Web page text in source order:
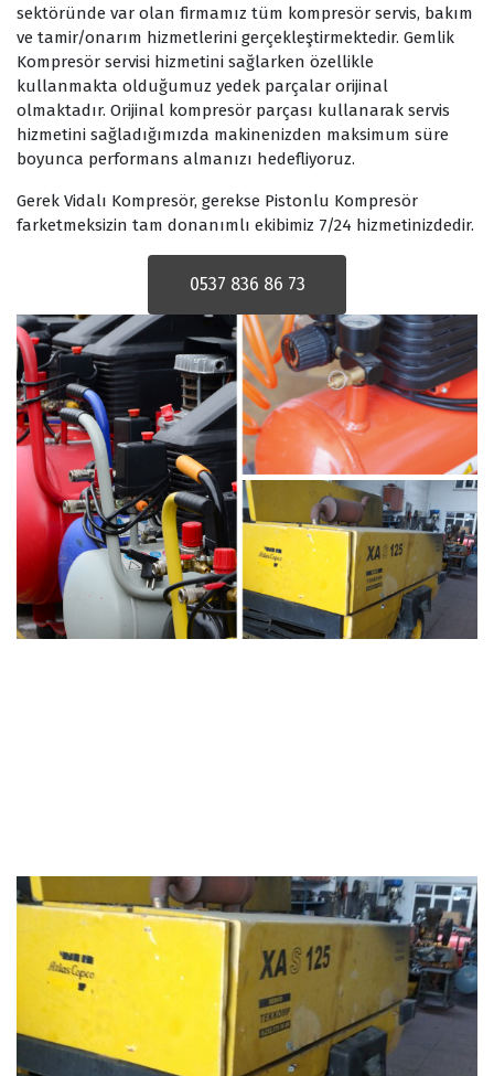
sektöründe var olan firmamız tüm kompresör servis, bakım
ve tamir/onarım hizmetlerini gerçekleştirmektedir. Gemlik
Kompresör servisi hizmetini sağlarken özellikle
kullanmakta olduğumuz yedek parçalar orijinal
olmaktadır. Orijinal kompresör parçası kullanarak servis
hizmetini sağladığımızda makinenizden maksimum süre
boyunca performans almanızı hedefliyoruz.
Gerek Vidalı Kompresör, gerekse Pistonlu Kompresör
farketmeksizin tam donanımlı ekibimiz 7/24 hizmetinizdedir.
0537 836 86 73